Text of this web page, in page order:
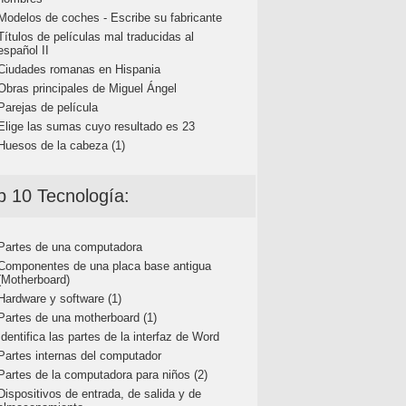
de coches - Escribe su fabricante
de películas mal traducidas al
II
romanas en Hispania
principales de Miguel Ángel
de película
las sumas cuyo resultado es 23
de la cabeza (1)
10 Tecnología:
de una computadora
de una placa base antigua
y software (1)
de una motherboard (1)
las partes de la interfaz de Word
internas del computador
de la computadora para niños (2)
de entrada, de salida y de